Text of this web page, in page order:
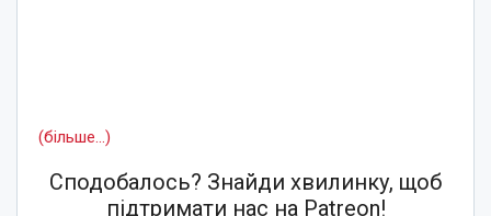
(більше…)
Сподобалось? Знайди хвилинку, щоб
підтримати нас на Patreon!